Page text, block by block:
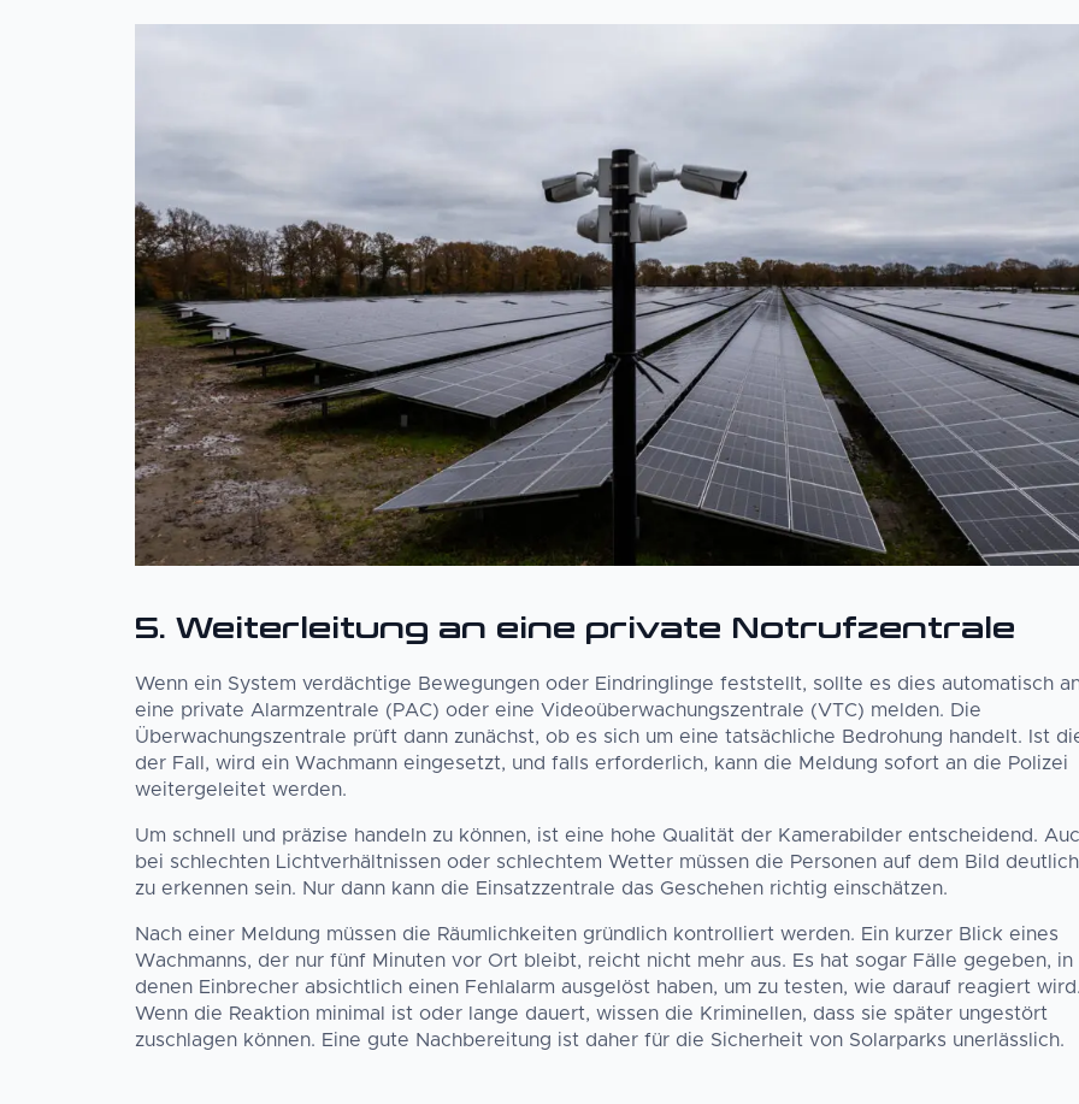
5. Weiterleitung an eine private Notrufzentrale
Wenn ein System verdächtige Bewegungen oder Eindringlinge feststellt, sollte es dies automatisch
eine private Alarmzentrale (PAC) oder eine Videoüberwachungszentrale (VTC) melden. Die
Überwachungszentrale prüft dann zunächst, ob es sich um eine tatsächliche Bedrohung handelt. Ist
der Fall, wird ein Wachmann eingesetzt, und falls erforderlich, kann die Meldung sofort an die Polizei
weitergeleitet werden.
Um schnell und präzise handeln zu können, ist eine hohe Qualität der Kamerabilder entscheidend.
bei schlechten Lichtverhältnissen oder schlechtem Wetter müssen die Personen auf dem Bild deutlich
zu erkennen sein. Nur dann kann die Einsatzzentrale das Geschehen richtig einschätzen.
Nach einer Meldung müssen die Räumlichkeiten gründlich kontrolliert werden. Ein kurzer Blick eines
Wachmanns, der nur fünf Minuten vor Ort bleibt, reicht nicht mehr aus. Es hat sogar Fälle gegeben, in
denen Einbrecher absichtlich einen Fehlalarm ausgelöst haben, um zu testen, wie darauf reagiert wird.
Wenn die Reaktion minimal ist oder lange dauert, wissen die Kriminellen, dass sie später ungestört
zuschlagen können. Eine gute Nachbereitung ist daher für die Sicherheit von Solarparks unerlässlich.